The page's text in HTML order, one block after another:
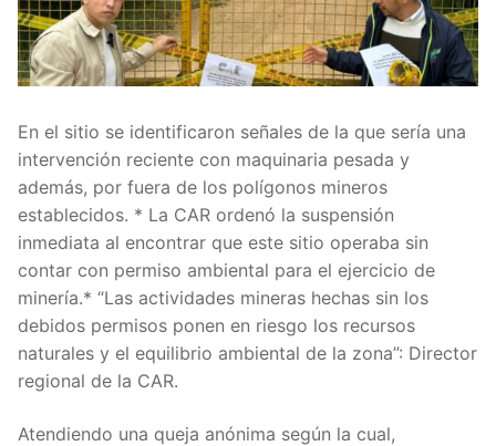
En el sitio se identificaron señales de la que sería una
intervención reciente con maquinaria pesada y
además, por fuera de los polígonos mineros
establecidos. * La CAR ordenó la suspensión
inmediata al encontrar que este sitio operaba sin
contar con permiso ambiental para el ejercicio de
minería.* “Las actividades mineras hechas sin los
debidos permisos ponen en riesgo los recursos
naturales y el equilibrio ambiental de la zona”: Director
regional de la CAR.
Atendiendo una queja anónima según la cual,